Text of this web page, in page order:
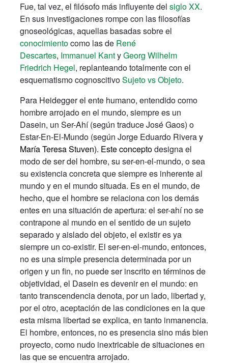
Fue, tal vez, el filósofo más influyente del siglo XX.
En sus investigaciones rompe con las filosofías
gnoseológicas, aquellas basadas sobre el
conocimientocomo las de René
Descartes, Immanuel KantyGeorg Wilhelm
Friedrich Hegel, replanteando totalmente con el
esquematismo cognoscitivoSujeto vs Objeto.
Para Heidegger el ente humano, entendido como
hombre arrojado en el mundo, siempre es un
Dasein, un Ser-Ahí (según traduce José Gaos) o
Estar-En-El-Mundo (según Jorge Eduardo Riveray
María Teresa Stuven). Este conceptodesigna el
modo de ser del hombre, su ser-en-el-mundo, o sea
su existencia concreta que siempre es inherente al
mundo y en el mundo situada. Es en el mundo, de
hecho, que el hombre se relaciona con los demás
entes en una situación de apertura: el ser-ahí no se
contrapone al mundo en el sentido de un sujeto
separado y aislado del objeto, el existir es ya
siempre un co-existir. El ser-en-el-mundo, entonces,
no es una simple presencia determinada por un
origen y un fin, no puede ser inscrito en términos de
objetividad, el Dasein es devenir en el mundo: en
tanto transcendencia denota, por un lado, libertad y,
por el otro, aceptación de las condiciones en la que
esta misma libertad se explica, en tanto inmanencia.
El hombre, entonces, no es presencia sino más bien
proyecto, como nudo inextricable de situaciones en
las que se encuentra arrojado.